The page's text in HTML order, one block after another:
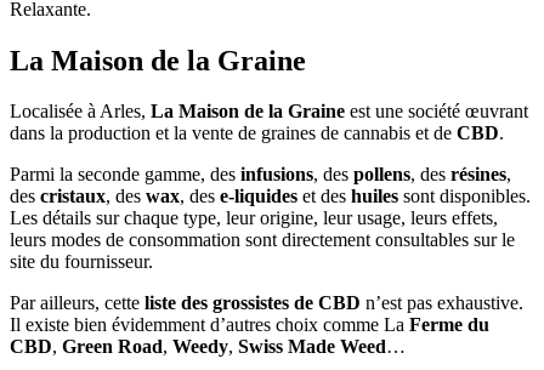
Relaxante.
La Maison de la Graine
Localisée à Arles, La Maison de la Graine est une société œuvrant
dans la production et la vente de graines de cannabis et de CBD.
Parmi la seconde gamme, des infusions, des pollens, des résines,
des cristaux, des wax, des e-liquides et des huiles sont disponibles.
Les détails sur chaque type, leur origine, leur usage, leurs effets,
leurs modes de consommation sont directement consultables sur le
site du fournisseur.
Par ailleurs, cette liste des grossistes de CBD n’est pas exhaustive.
Il existe bien évidemment d’autres choix comme La Ferme du
CBD, Green Road, Weedy, Swiss Made Weed…